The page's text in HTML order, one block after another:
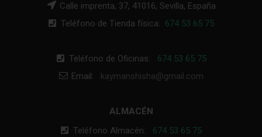
Calle imprenta, 37, 41016, Sevilla, España
Teléfono de Tienda física: 674 53 65 75
Teléfono de Oficinas: 674 53 65 75
Email:
kaymanshisha@gmail.com
ALMACÉN
Teléfono Almacén: 674 53 65 75